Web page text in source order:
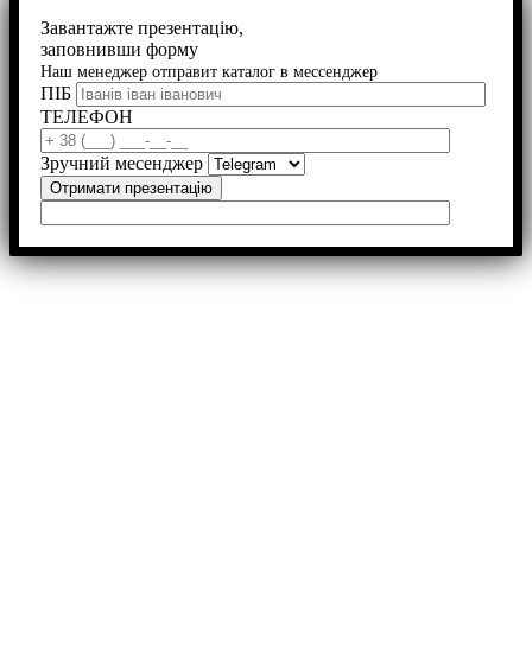
Завантажте презентацію,
заповнивши форму
Наш менеджер отправит каталог в мессенджер
ПІБ
ТЕЛЕФОН
Зручний месенджер